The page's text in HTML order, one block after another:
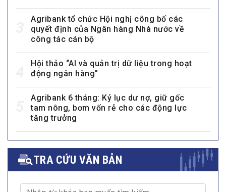
Agribank tổ chức Hội nghị công bố các
quyết định của Ngân hàng Nhà nước về
công tác cán bộ
Hội thảo “AI và quản trị dữ liệu trong hoạt
động ngân hàng”
Agribank 6 tháng: Kỷ lục dư nợ, giữ gốc
tam nông, bơm vốn rẻ cho các động lực
tăng trưởng
TRA CỨU VĂN BẢN